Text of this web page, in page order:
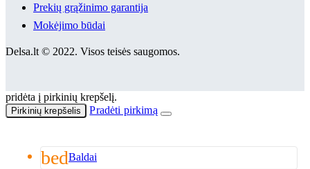
Prekių grąžinimo garantija
Mokėjimo būdai
Delsa.lt © 2022. Visos teisės saugomos.
pridėta į pirkinių krepšelį.
Pirkinių krepšelis Pradėti pirkimą
bedBaldai